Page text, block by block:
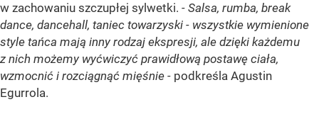
w zachowaniu szczupłej sylwetki. - Salsa, rumba, break
dance, dancehall, taniec towarzyski - wszystkie wymienione
style tańca mają inny rodzaj ekspresji, ale dzięki każdemu
z nich możemy wyćwiczyć prawidłową postawę ciała,
wzmocnić i rozciągnąć mięśnie - podkreśla Agustin
Egurrola.